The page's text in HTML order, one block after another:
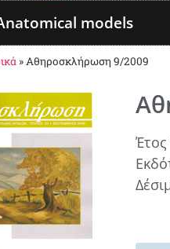
models
»Αθηροσκλήρωση 9/2009